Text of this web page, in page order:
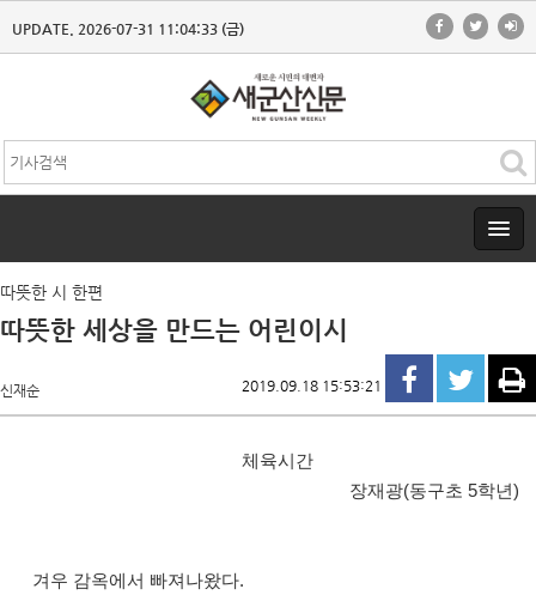
UPDATE. 2026-07-31 11:04:33 (금)
따뜻한 시 한편
따뜻한 세상을 만드는 어린이시
신재순 2019.09.18 15:53:21
체육시간
장재광(동구초 5학년)
겨우 감옥에서 빠져나왔다.